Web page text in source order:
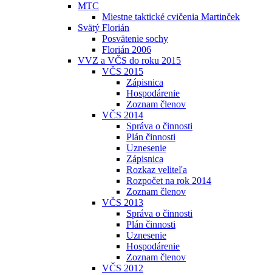
MTC
Miestne taktické cvičenia Martinček
Svätý Florián
Posvätenie sochy
Florián 2006
VVZ a VČS do roku 2015
VČS 2015
Zápisnica
Hospodárenie
Zoznam členov
VČS 2014
Správa o činnosti
Plán činnosti
Uznesenie
Zápisnica
Rozkaz veliteľa
Rozpočet na rok 2014
Zoznam členov
VČS 2013
Správa o činnosti
Plán činnosti
Uznesenie
Hospodárenie
Zoznam členov
VČS 2012